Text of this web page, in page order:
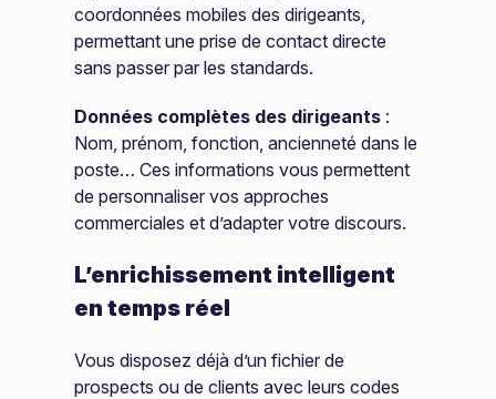
coordonnées mobiles des dirigeants,
permettant une prise de contact directe
sans passer par les standards.
Données complètes des dirigeants :
Nom, prénom, fonction, ancienneté dans le
poste… Ces informations vous permettent
de personnaliser vos approches
commerciales et d’adapter votre discours.
L’enrichissement intelligent
en temps réel
Vous disposez déjà d’un fichier de
prospects ou de clients avec leurs codes